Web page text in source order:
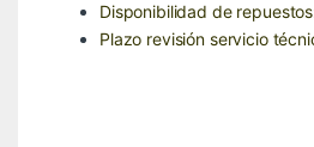
Disponibilidad de
Plazo revisión servicio